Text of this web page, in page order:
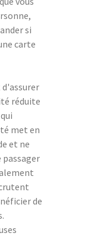
si
carte
réduite
met en
et ne
de